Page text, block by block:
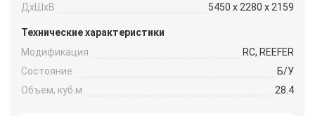
ДxШxВ
5450 x 2280 x 2159
Технические характеристики
Модификация
RC, REEFER
Состояние
Б/У
Объем, куб.м
28.4